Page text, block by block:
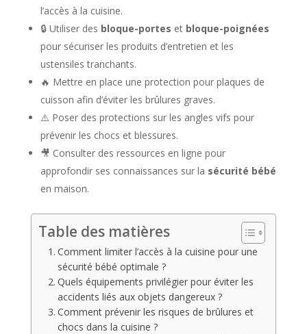
l’accès à la cuisine.
🔒 Utiliser des bloque-portes et bloque-poignées
pour sécuriser les produits d’entretien et les
ustensiles tranchants.
🔥 Mettre en place une protection pour plaques de
cuisson afin d’éviter les brûlures graves.
⚠️ Poser des protections sur les angles vifs pour
prévenir les chocs et blessures.
🎥 Consulter des ressources en ligne pour
approfondir ses connaissances sur la sécurité bébé
en maison.
Table des matières
Comment limiter l’accès à la cuisine pour une
sécurité bébé optimale ?
Quels équipements privilégier pour éviter les
accidents liés aux objets dangereux ?
Comment prévenir les risques de brûlures et
chocs dans la cuisine ?